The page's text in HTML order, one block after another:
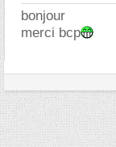
bonjour
merci bcp